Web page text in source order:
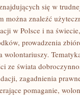
się w
można znaleźć
w Polsce i na
prowadzenia
wolontariuszy.
ze świata
zagadnienia
pomaganie,